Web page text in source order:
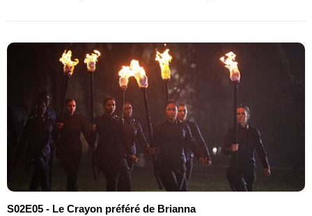
S02E05 - Le Crayon préféré de Brianna